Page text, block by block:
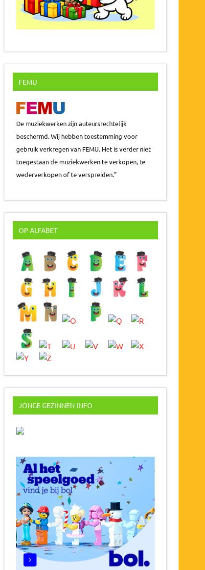
FEMU
De muziekwerken zijn auteursrechtelijk
beschermd. Wij hebben toestemming voor
gebruik verkregen van FEMU. Het is verder niet
toegestaan de muziekwerken te verkopen, te
wederverkopen of te verspreiden."
OP ALFABET
JONGE GEZINNEN INFO